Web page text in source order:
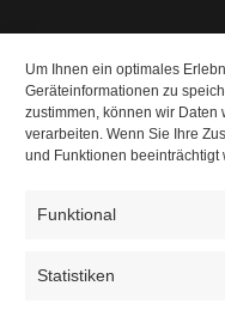
Um Ihnen ein optimales
Geräteinformationen zu
zustimmen, können wir Daten
verarbeiten. Wenn Sie Ihre
und Funktionen beeinträchtigt
Funktional
Statistiken